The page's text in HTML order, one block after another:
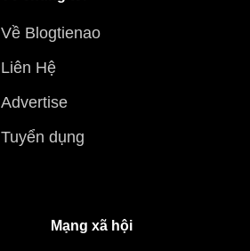
Về Blogtienao
Liên Hệ
Advertise
Tuyển dụng
Mạng xã hội